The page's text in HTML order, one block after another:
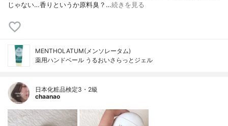
じゃない…香りというか原料臭？…続きを見る
MENTHOLATUM(メンソレータム)
薬用ハンドベール うるおいさらっとジェル
日本化粧品検定3・2級
chaanao